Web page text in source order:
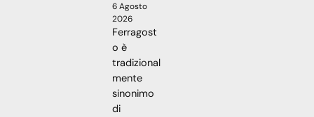
6 Agosto
2026
Ferragost
o è
tradizional
mente
sinonimo
di